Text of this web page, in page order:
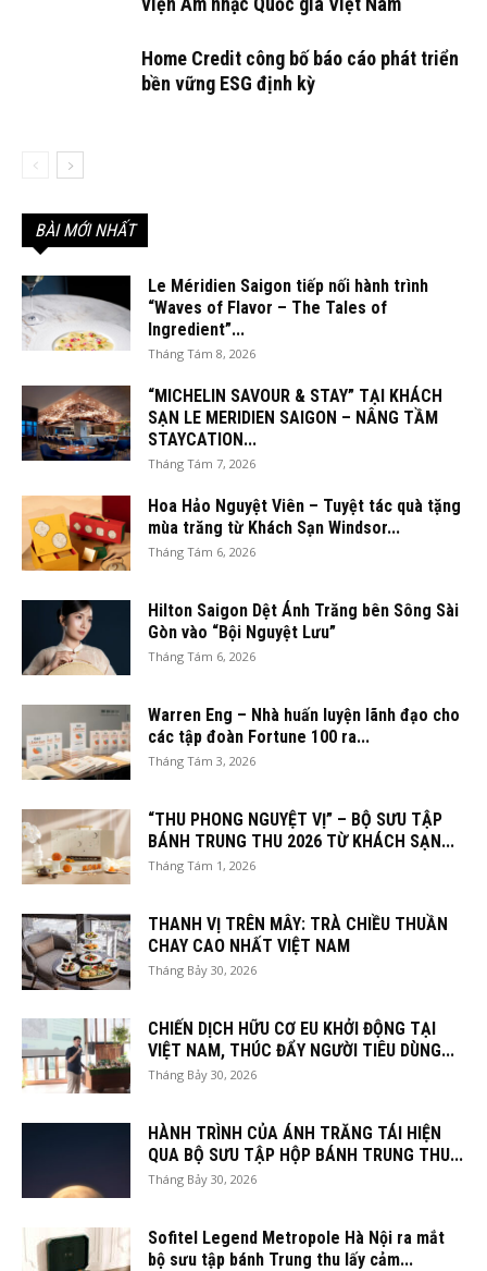
Home Credit công bố báo cáo phát triển
bền vững ESG định kỳ
BÀI MỚI NHẤT
Le Méridien Saigon tiếp nối hành trình
“Waves of Flavor – The Tales of
Ingredient”...
Tháng Tám 8, 2026
“MICHELIN SAVOUR & STAY” TẠI KHÁCH
SẠN LE MERIDIEN SAIGON – NÂNG TẦM
STAYCATION...
Tháng Tám 7, 2026
Hoa Hảo Nguyệt Viên – Tuyệt tác quà tặng
mùa trăng từ Khách Sạn Windsor...
Tháng Tám 6, 2026
Hilton Saigon Dệt Ánh Trăng bên Sông Sài
Gòn vào “Bội Nguyệt Lưu”
Tháng Tám 6, 2026
Warren Eng – Nhà huấn luyện lãnh đạo cho
các tập đoàn Fortune 100 ra...
Tháng Tám 3, 2026
“THU PHONG NGUYỆT VỊ” – BỘ SƯU TẬP
BÁNH TRUNG THU 2026 TỪ KHÁCH SẠN...
Tháng Tám 1, 2026
THANH VỊ TRÊN MÂY: TRÀ CHIỀU THUẦN
CHAY CAO NHẤT VIỆT NAM
Tháng Bảy 30, 2026
CHIẾN DỊCH HỮU CƠ EU KHỞI ĐỘNG TẠI
VIỆT NAM, THÚC ĐẨY NGƯỜI TIÊU DÙNG...
Tháng Bảy 30, 2026
HÀNH TRÌNH CỦA ÁNH TRĂNG TÁI HIỆN
QUA BỘ SƯU TẬP HỘP BÁNH TRUNG THU...
Tháng Bảy 30, 2026
Sofitel Legend Metropole Hà Nội ra mắt
bộ sưu tập bánh Trung thu lấy cảm...